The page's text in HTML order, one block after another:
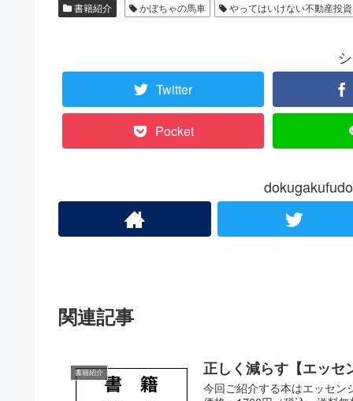
書籍紹介 かぼちゃの馬車 やってはいけない不動産投資
Twitter
Pocket
関連記事
書籍紹介 正しく減らす【エッセ
今回ご紹介する本はエッセ